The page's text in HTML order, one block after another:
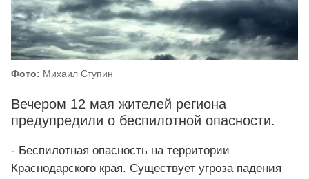
Фото: Михаил Ступин
Вечером 12 мая жителей региона
предупредили о беспилотной опасности.
- Беспилотная опасность на территории
Краснодарского края. Существует угроза падения